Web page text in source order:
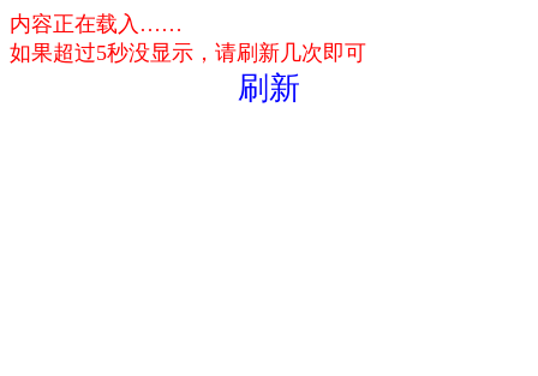
内容正在载入……
如果超过5秒没显示，请刷新几次即可
刷新